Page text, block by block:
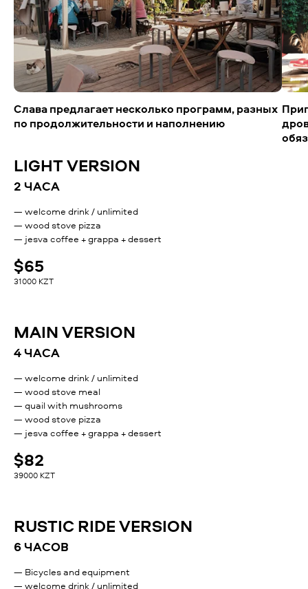
Слава предлагает несколько программ, разных
по продолжительности и наполнению
LIGHT VERSION
2 ЧАСА
— welcome drink / unlimited
— wood stove pizza
— jesva coffee + grappa + dessert
$65
31000 KZT
MAIN VERSION
4 ЧАСА
— welcome drink / unlimited
— wood stove meal
— quail with mushrooms
— wood stove pizza
— jesva coffee + grappa + dessert
$82
39000 KZT
RUSTIC RIDE VERSION
6 ЧАСОВ
— Bicycles and equipment
— welcome drink / unlimited